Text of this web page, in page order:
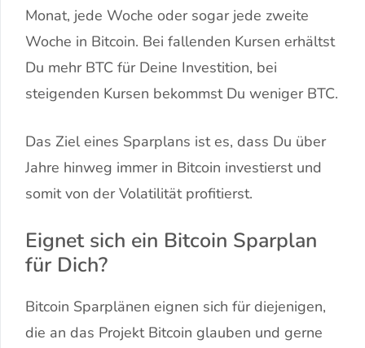
Monat, jede Woche oder sogar jede zweite
Woche in Bitcoin. Bei fallenden Kursen erhältst
Du mehr BTC für Deine Investition, bei
steigenden Kursen bekommst Du weniger BTC.
Das Ziel eines Sparplans ist es, dass Du über
Jahre hinweg immer in Bitcoin investierst und
somit von der Volatilität profitierst.
Eignet sich ein Bitcoin Sparplan
für Dich?
Bitcoin Sparplänen eignen sich für diejenigen,
die an das Projekt Bitcoin glauben und gerne